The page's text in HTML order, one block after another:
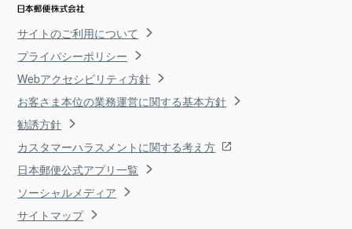
サイトのご利用について
プライバシーポリシー
Webアクセシビリティ方針
お客さま本位の業務運営に関する基本方針
勧誘方針
カスタマーハラスメントに関する考え方
日本郵便公式アプリ一覧
ソーシャルメディア
サイトマップ